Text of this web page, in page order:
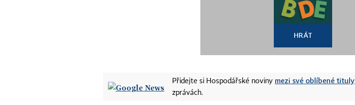
HRÁT
Přidejte si Hospodářské noviny mezi své oblíbené tituly
zprávách.